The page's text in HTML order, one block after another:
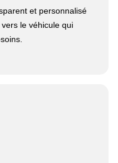
et personnalisé
le véhicule qui